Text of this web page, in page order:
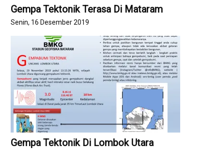
Gempa Tektonik Terasa Di Mataram
Senin, 16 Desember 2019
Gempa Tektonik Di Lombok Utara